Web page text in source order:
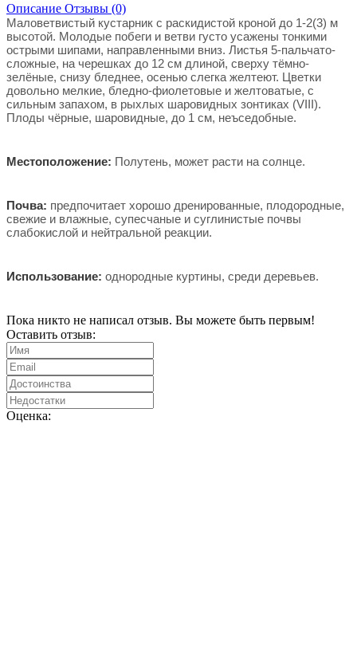
Описание Отзывы (0)
Маловетвистый кустарник с раскидистой кроной до 1-2(3) м
высотой. Молодые побеги и ветви густо усажены тонкими
острыми шипами, направленными вниз. Листья 5-пальчато-
сложные, на черешках до 12 см длиной, сверху тёмно-
зелёные, снизу бледнее, осенью слегка желтеют. Цветки
довольно мелкие, бледно-фиолетовые и желтоватые, с
сильным запахом, в рыхлых шаровидных зонтиках (VIII).
Плоды чёрные, шаровидные, до 1 см, неъседобные.
Местоположение: Полутень, может расти на солнце.
Почва: предпочитает хорошо дренированные, плодородные,
свежие и влажные, супесчаные и суглинистые почвы
слабокислой и нейтральной реакции.
Использование: однородные куртины, среди деревьев.
Пока никто не написал отзыв. Вы можете быть первым!
Оставить отзыв:
Оценка: